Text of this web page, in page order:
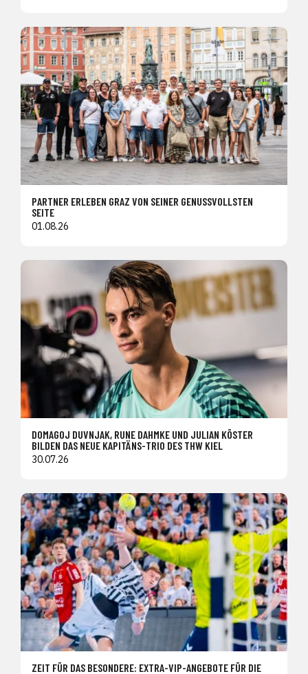
PARTNER ERLEBEN GRAZ VON SEINER GENUSSVOLLSTEN
SEITE
01.08.26
DOMAGOJ DUVNJAK, RUNE DAHMKE UND JULIAN KÖSTER
BILDEN DAS NEUE KAPITÄNS-TRIO DES THW KIEL
30.07.26
ZEIT FÜR DAS BESONDERE: EXTRA-VIP-ANGEBOTE FÜR DIE